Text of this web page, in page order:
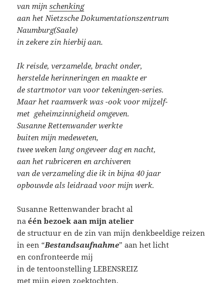
van mijnschenking
aan het Nietzsche Dokumentationszentrum
Naumburg(Saale)
in zekere zin hierbij aan.
Ik reisde, verzamelde, bracht onder,
herstelde herinneringen en maakte er
de startmotor van voor tekeningen-series.
Maar het raamwerk was -ook voor mijzelf-
met geheimzinnigheid omgeven.
Susanne Rettenwander werkte
buiten mijn medeweten,
twee weken lang ongeveer dag en nacht,
aan het rubriceren en archiveren
van de verzameling die ik in bijna 40 jaar
opbouwde als leidraad voor mijn werk.
Susanne Rettenwander bracht al
naéén bezoek aan mijn atelier
de structuur en de zin van mijn denkbeeldige reizen
in een “Bestandsaufnahme” aan het licht
en confronteerde mij
in de tentoonstelling LEBENSREIZ
met mijn eigen zoektochten,